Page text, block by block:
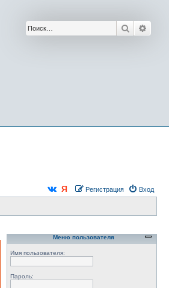
Поиск
Вход
Регистрация
Меню пользователя
Имя пользователя:
Пароль: